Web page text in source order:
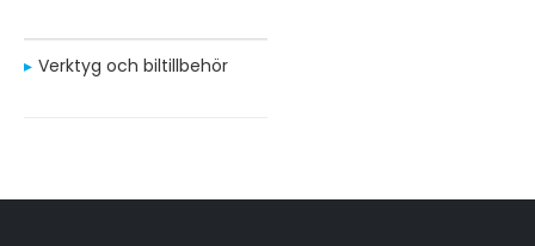
Verktyg och biltillbehör